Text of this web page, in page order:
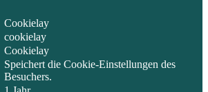
Cookielay
cookielay
Cookielay
Speichert die Cookie-Einstellungen des
Besuchers.